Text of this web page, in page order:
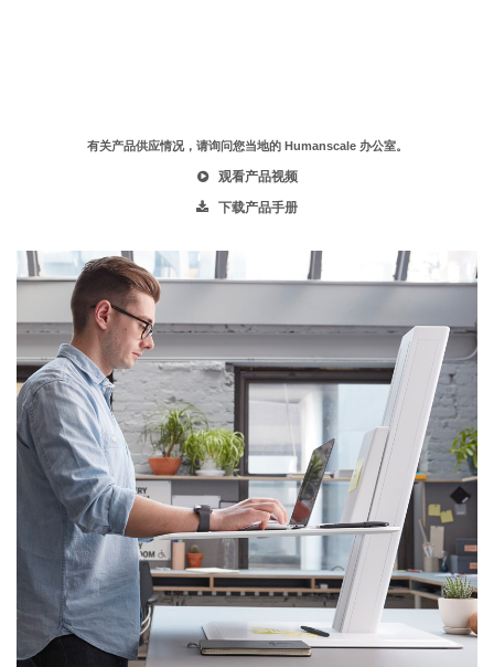
有关产品供应情况，请询问您当地的 Humanscale 办公室。
观看产品视频
下载产品手册